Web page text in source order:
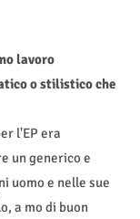
lavoro
o stilistico che
l'EP era
un generico e
uomo e nelle sue
a mo di buon